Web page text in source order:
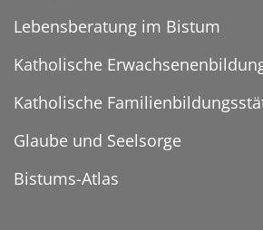
Lebensberatung im Bistum
Katholische
Katholische
Glaube und Seelsorge
Bistums-Atlas